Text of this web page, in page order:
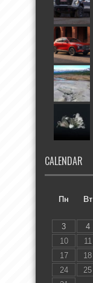
CALENDAR
Пн
Вт
3
4
10
11
17
18
24
25